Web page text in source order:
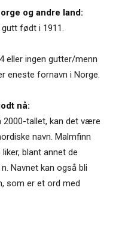
og andre land:
født i 1911.
eller ingen gutter/menn
eneste fornavn i Norge.
nå:
2000-tallet, kan det være
navn. Malmfinn
blant annet de
Navnet kan også bli
som er et ord med